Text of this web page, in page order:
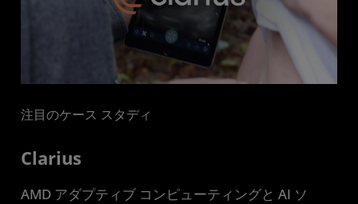
注目のケース スタディ
Clarius
AMD アダプティブ コンピューティングと AI ソ